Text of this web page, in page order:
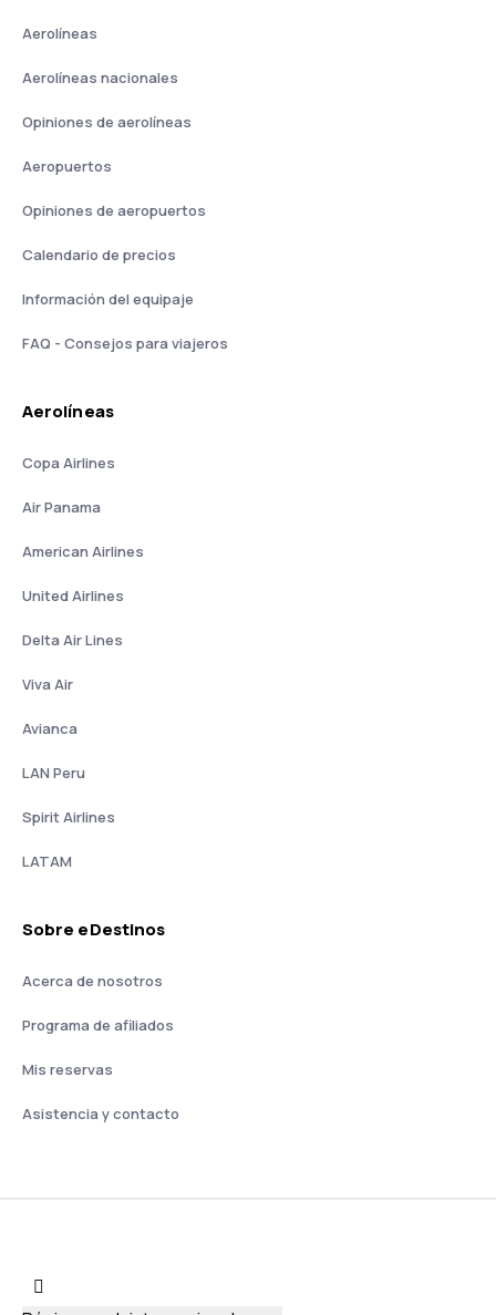
Aerolíneas
Aerolíneas nacionales
Opiniones de aerolíneas
Aeropuertos
Opiniones de aeropuertos
Calendario de precios
Información del equipaje
FAQ - Consejos para viajeros
Aerolíneas
Copa Airlines
Air Panama
American Airlines
United Airlines
Delta Air Lines
Viva Air
Avianca
LAN Peru
Spirit Airlines
LATAM
Sobre eDestinos
Acerca de nosotros
Programa de afiliados
Mis reservas
Asistencia y contacto